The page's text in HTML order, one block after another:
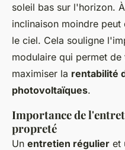
soleil bas sur l'horizon.
inclinaison moindre
le ciel. Cela souligne
modulaire qui permet
maximiser la rentabilité
photovoltaïques.
Importance de
propreté
Un entretien régulier et